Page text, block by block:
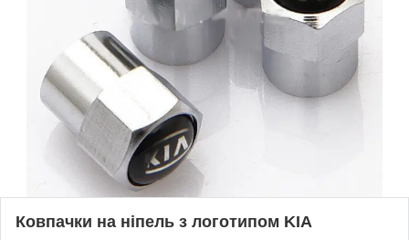
Ковпачки на ніпель з логотипом KIA